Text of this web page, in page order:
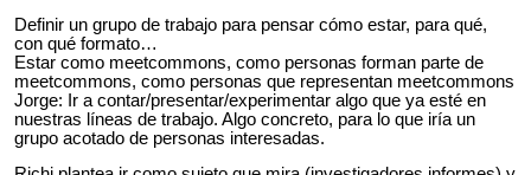
Definir un grupo de trabajo para pensar cómo estar, para qué,
con qué formato…
Estar como meetcommons, como personas forman parte de
meetcommons, como personas que representan meetcommons
Jorge: Ir a contar/presentar/experimentar algo que ya esté en
nuestras líneas de trabajo. Algo concreto, para lo que iría un
grupo acotado de personas interesadas.